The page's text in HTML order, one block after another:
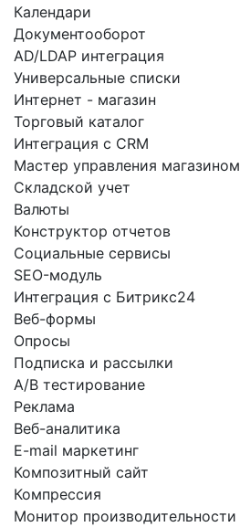
Календари
Документооборот
AD/LDAP интеграция
Универсальные списки
Интернет - магазин
Торговый каталог
Интеграция с CRM
Мастер управления магазином
Складской учет
Валюты
Конструктор отчетов
Социальные сервисы
SEO-модуль
Интеграция с Битрикс24
Веб-формы
Опросы
Подписка и рассылки
A/B тестирование
Реклама
Веб-аналитика
E-mail маркетинг
Композитный сайт
Компрессия
Монитор производительности